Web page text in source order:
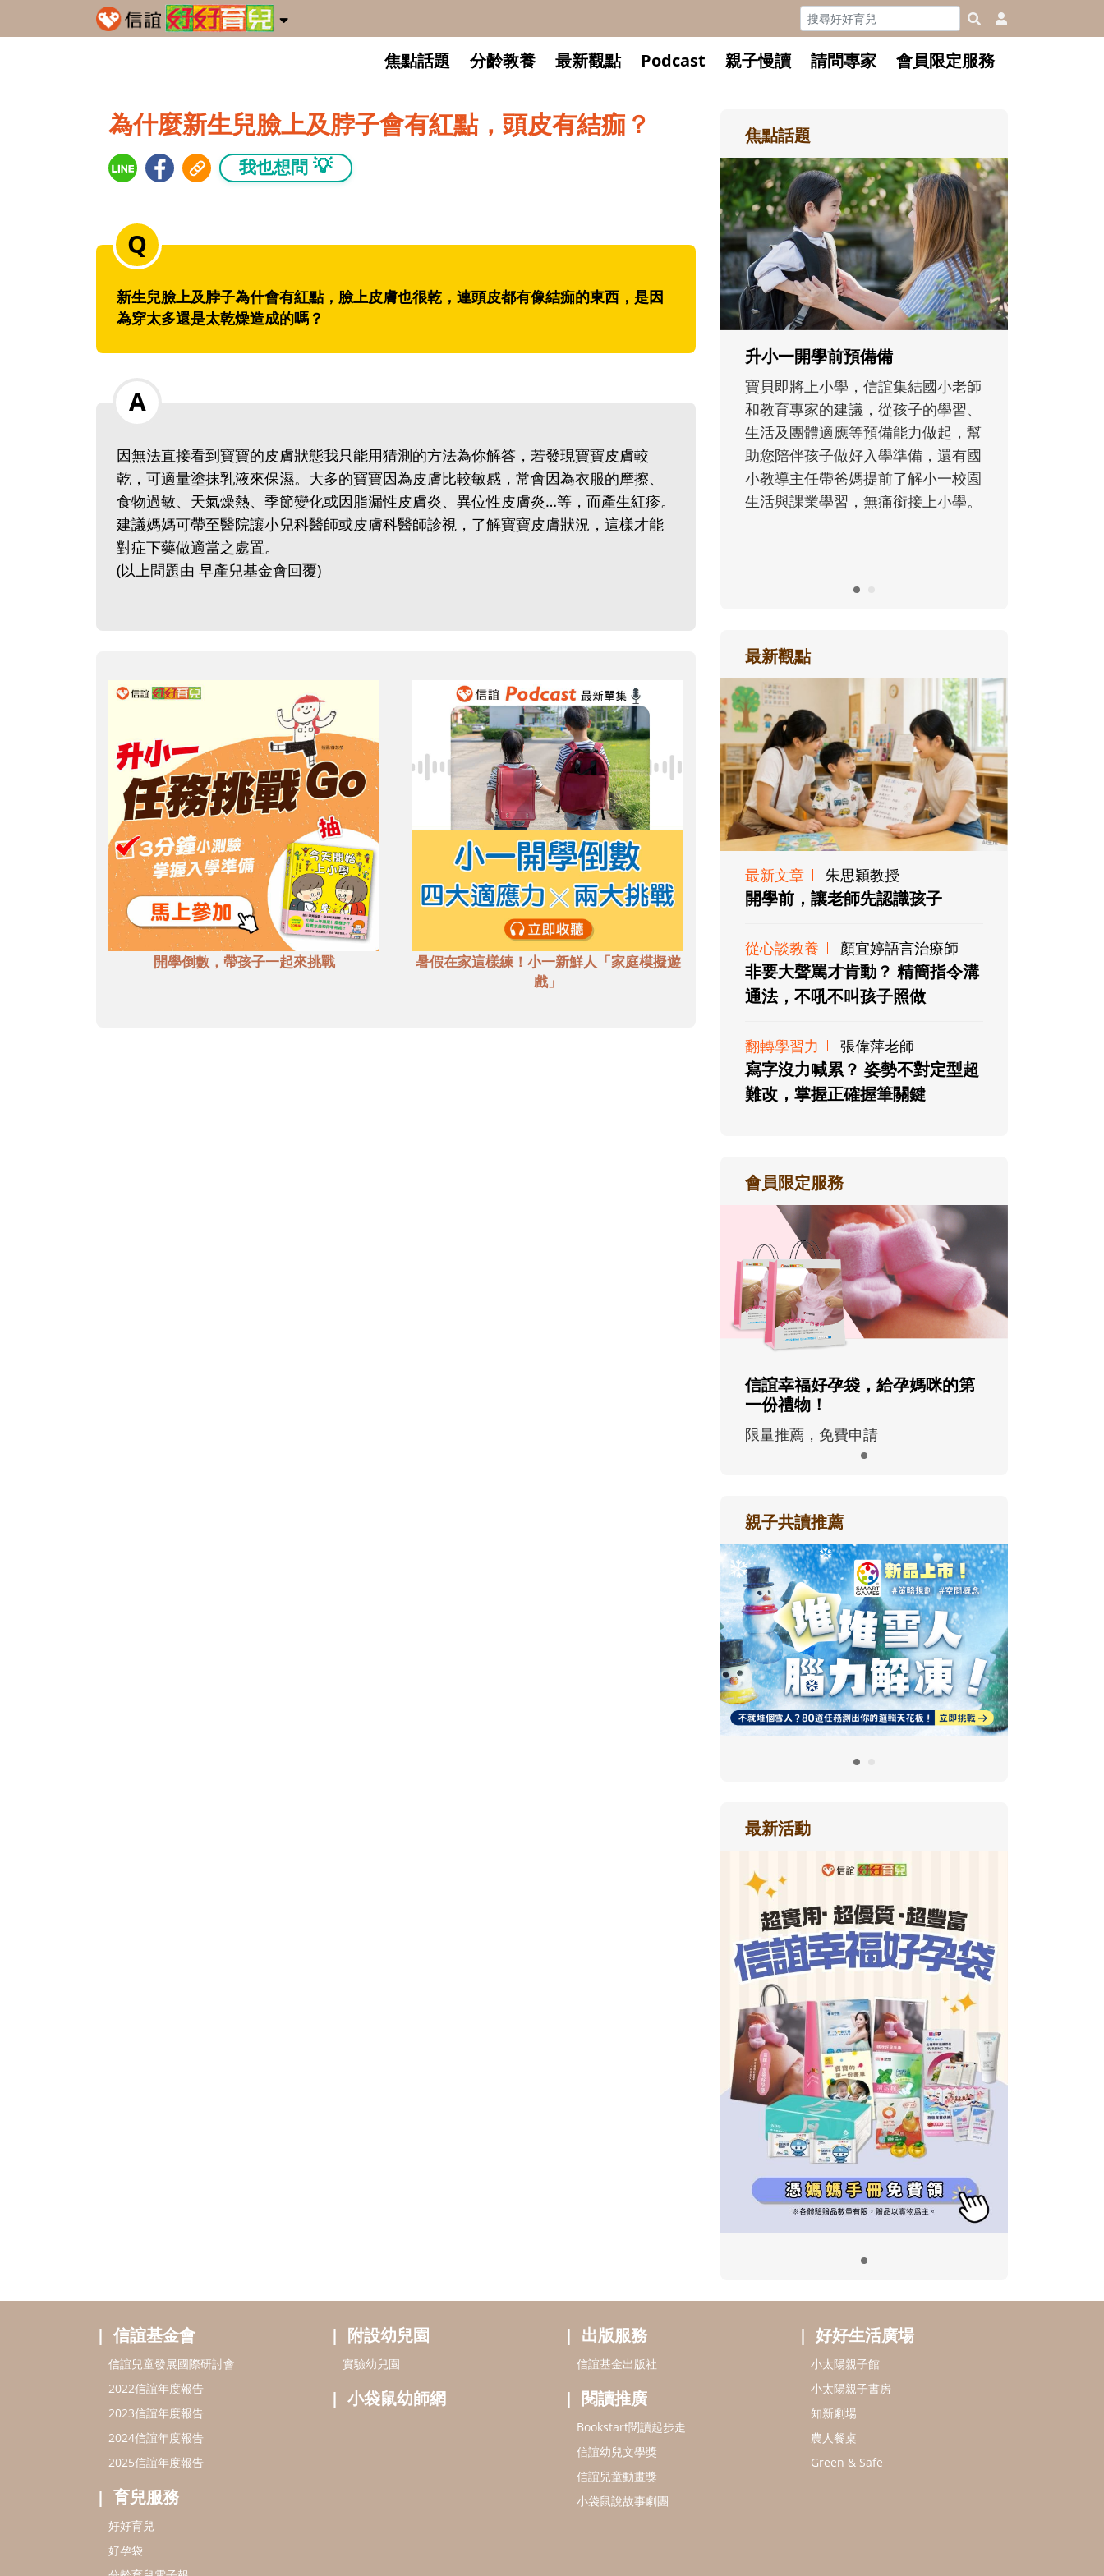
焦點話題 分齡教養 最新觀點 Podcast 親子慢讀 請問專家 會員限定服務
為什麼新生兒臉上及脖子會有紅點，頭皮有結痂？
我也想問 💡
新生兒臉上及脖子為什會有紅點，臉上皮膚也很乾，連頭皮都有像結痂的東西，是因
為穿太多還是太乾燥造成的嗎？
因無法直接看到寶寶的皮膚狀態我只能用猜測的方法為你解答，若發現寶寶皮膚較
乾，可適量塗抹乳液來保濕。大多的寶寶因為皮膚比較敏感，常會因為衣服的摩擦、
食物過敏、天氣燥熱、季節變化或因脂漏性皮膚炎、異位性皮膚炎…等，而產生紅疹。
建議媽媽可帶至醫院讓小兒科醫師或皮膚科醫師診視，了解寶寶皮膚狀況，這樣才能
對症下藥做適當之處置。
(以上問題由 早產兒基金會回覆)
開學倒數，帶孩子一起來挑戰
暑假在家這樣練！小一新鮮人「家庭模擬遊
戲」
焦點話題
升小一開學前預備備
助您陪伴孩子做好入學準備，還有國
小教導主任帶爸媽提前了解小一校園
生活與課業學習，無痛銜接上小學。
和孩子一起長大的那個男人│讀
懂父親的不同模樣
沒有人天生就擅長當爸爸！男人總是
在一次次「前所未有」的體驗中，跟
著孩子一起長大。從給予安全感的肢
體遊戲，到獨立自主、角色認同及解
決問題的能力養成。爸爸正嘗試用不
同的模樣，參與孩子每個重要的成長
歷程。
最新觀點
最新文章 朱思穎教授
開學前，讓老師先認識孩子
從心談教養 顏宜婷語言治療師
非要大聲罵才肯動？ 精簡指令溝
通法，不吼不叫孩子照做
翻轉學習力 張偉萍老師
寫字沒力喊累？ 姿勢不對定型超
難改，掌握正確握筆關鍵
會員限定服務
信誼幸福好孕袋，給孕媽咪的第
一份禮物！
限量推薦，免費申請
親子共讀推薦
最新活動
信誼基金會
信誼兒童發展國際研討會
2022信誼年度報告
2023信誼年度報告
2024信誼年度報告
2025信誼年度報告
育兒服務
好好育兒
好孕袋
附設幼兒園
實驗幼兒園
小袋鼠幼師網
出版服務
信誼基金出版社
閱讀推廣
Bookstart閱讀起步走
信誼幼兒文學獎
信誼兒童動畫獎
小袋鼠說故事劇團
好好生活廣場
小太陽親子館
小太陽親子書房
知新劇場
農人餐桌
Green & Safe